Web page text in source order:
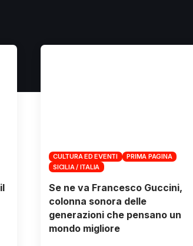
CULTURA ED EVENTI
PRIMA PAGINA
SICILIA / ITALIA
Se ne va Francesco Guccini,
colonna sonora delle
generazioni che pensano un
mondo migliore